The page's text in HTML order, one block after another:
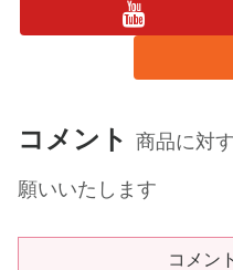
コメント 商品に対
願いいたします
コメン